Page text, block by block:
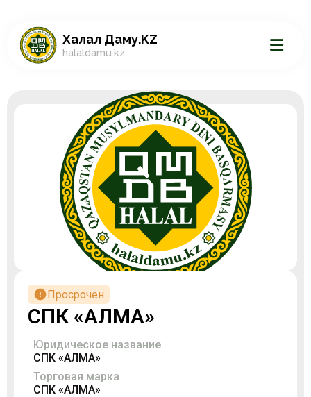
Халал Даму.KZ
halaldamu.kz
Просрочен
СПК «АЛМА»
Юридическое название
СПК «АЛМА»
Торговая марка
СПК «АЛМА»